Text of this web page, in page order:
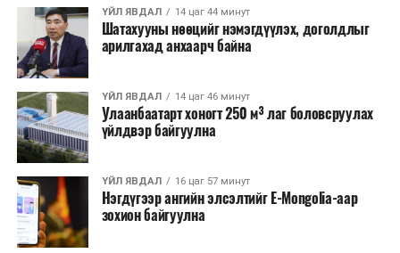
хэлбэрээр хэрэгжүүлэхээр тусгажээ.
Лаг хатаах, шатаах технологи нь бохир ус цэвэрлэх
байгууламжаас гардаг лагийг байгаль орчинд аюулгүй
аргаар боловсруулж, эзлэхүүнийг эрс бууруулах
зориулалттай. Лагийг өндөр температурт шатааснаар
эзлэхүүн нь 90 хүртэл хувиар буурч, бактери, вирус
болон бусад өвчин үүсгэгч бичил биетнийг устгах
боломжтой.
Түүнчлэн шаталтын явцад үүсэх дулааныг цахилгаан
болон дулааны эрчим хүч үйлдвэрлэхэд ашиглаж
ҮЙЛ ЯВДАЛ 14 цаг 44 минут
Шатахууны нөөцийг нэмэгдүүлэх, доголдлыг
арилгахад анхаарч байна
ҮЙЛ ЯВДАЛ 14 цаг 46 минут
Улаанбаатарт хоногт 250 м³ лаг боловсруулах
үйлдвэр байгуулна
ҮЙЛ ЯВДАЛ 16 цаг 57 минут
Нэгдүгээр ангийн элсэлтийг E-Mongolia-аар
зохион байгуулна